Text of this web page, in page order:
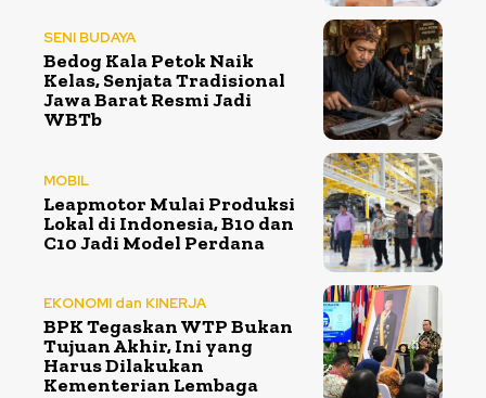
SENI BUDAYA
Bedog Kala Petok Naik
Kelas, Senjata Tradisional
Jawa Barat Resmi Jadi
WBTb
MOBIL
Leapmotor Mulai Produksi
Lokal di Indonesia, B10 dan
C10 Jadi Model Perdana
EKONOMI dan KINERJA
BPK Tegaskan WTP Bukan
Tujuan Akhir, Ini yang
Harus Dilakukan
Kementerian Lembaga